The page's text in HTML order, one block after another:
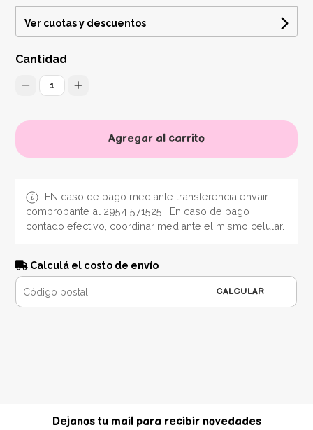
Ver cuotas y descuentos
Cantidad
1
Agregar al carrito
EN caso de pago mediante transferencia envair
comprobante al 2954 571525 . En caso de pago
contado efectivo, coordinar mediante el mismo celular.
Calculá el costo de envío
CALCULAR
Dejanos tu mail para recibir novedades